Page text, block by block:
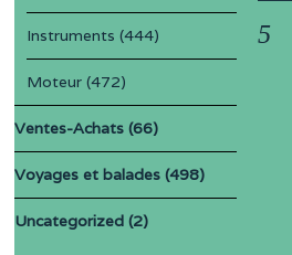
Instruments (444)
Moteur (472)
Ventes-Achats (66)
Voyages et balades (498)
Uncategorized (2)